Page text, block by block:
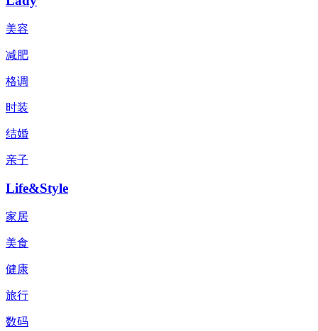
美容
减肥
格调
时装
结婚
亲子
Life&Style
家居
美食
健康
旅行
数码